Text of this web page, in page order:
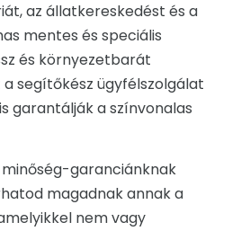
az állatkereskedést és a
mentes és speciális
és környezetbarát
segítőkész ügyfélszolgálat
garantálják a színvonalas
minőség-garanciánknak
magadnak annak a
nem vagy